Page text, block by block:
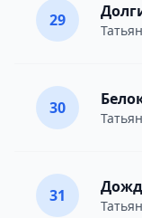
29
30
31